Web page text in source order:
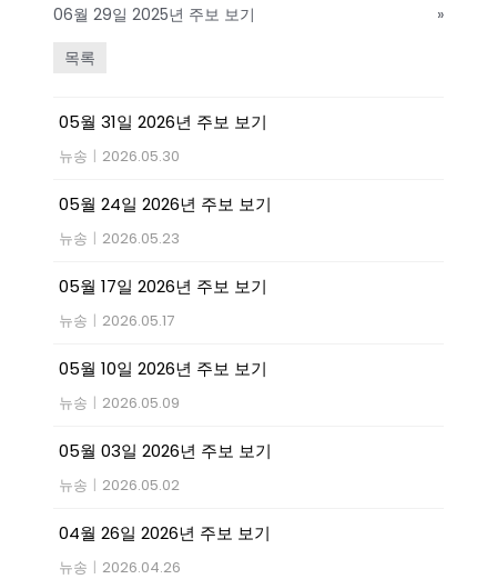
06월 29일 2025년 주보 보기
»
목록
05월 31일 2026년 주보 보기
뉴송 | 2026.05.30
05월 24일 2026년 주보 보기
뉴송 | 2026.05.23
05월 17일 2026년 주보 보기
뉴송 | 2026.05.17
05월 10일 2026년 주보 보기
뉴송 | 2026.05.09
05월 03일 2026년 주보 보기
뉴송 | 2026.05.02
04월 26일 2026년 주보 보기
뉴송 | 2026.04.26